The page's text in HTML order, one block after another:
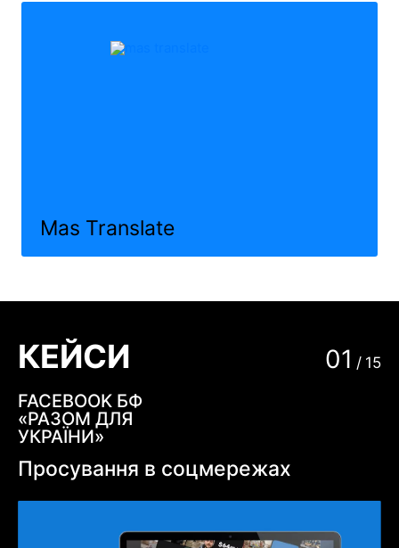
Mas Translate
КЕЙСИ 01 / 15
FACEBOOK БФ
«РАЗОМ ДЛЯ
УКРАЇНИ»
Просування в соцмережах